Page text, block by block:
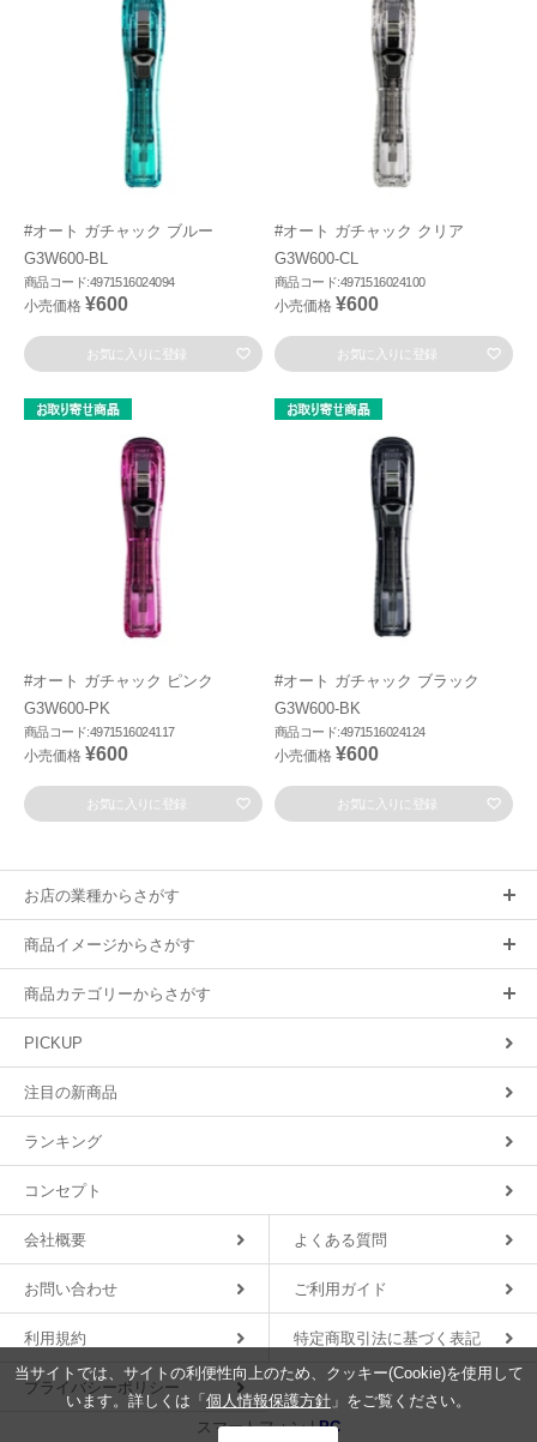
#オート ガチャック ブルー
G3W600-BL
商品コード:4971516024094
小売価格 ¥600
お気に入りに登録
#オート ガチャック クリア
G3W600-CL
商品コード:4971516024100
小売価格 ¥600
お気に入りに登録
#オート ガチャック ピンク
G3W600-PK
商品コード:4971516024117
小売価格 ¥600
お気に入りに登録
#オート ガチャック ブラック
G3W600-BK
商品コード:4971516024124
小売価格 ¥600
お気に入りに登録
お店の業種からさがす
商品イメージからさがす
商品カテゴリーからさがす
PICKUP
注目の新商品
ランキング
コンセプト
会社概要 よくある質問
お問い合わせ ご利用ガイド
利用規約 特定商取引法に基づく表記
プライバシーポリシー
スマートフォン |PC
当サイトでは、サイトの利便性向上のため、クッキー(Cookie)を使用して
います。詳しくは「 個人情報保護方針 」をご覧ください。